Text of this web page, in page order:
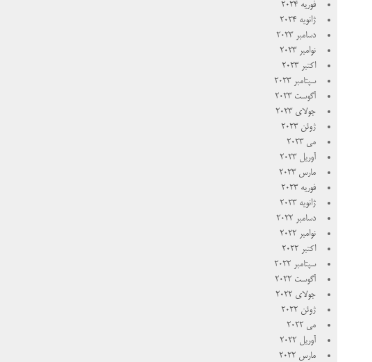
فوریه 2024
ژانویه 2024
دسامبر 2023
نوامبر 2023
اکتبر 2023
سپتامبر 2023
آگوست 2023
جولای 2023
ژوئن 2023
می 2023
آوریل 2023
مارس 2023
فوریه 2023
ژانویه 2023
دسامبر 2022
نوامبر 2022
اکتبر 2022
سپتامبر 2022
آگوست 2022
جولای 2022
ژوئن 2022
می 2022
آوریل 2022
مارس 2022